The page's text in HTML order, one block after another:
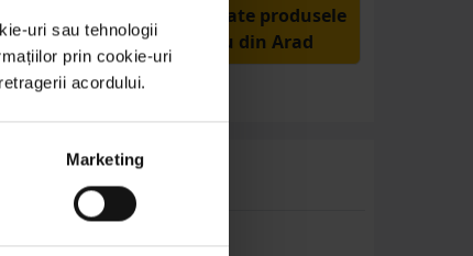
uri sau tehnologii
prin cookie-uri
acordului.
Marketing
Livrăm rapid, avem toate produsele
în depozitul nostru din Arad